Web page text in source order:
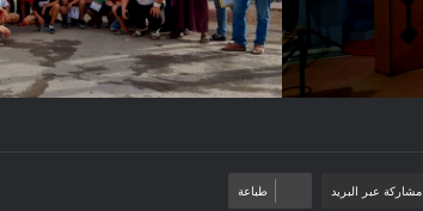
مشاركة عبر البريد طباعة